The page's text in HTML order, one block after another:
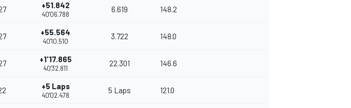
+51.842
40'06.788
6.619 148.2
+55.564
40'10.510
3.722 148.0
+1'17.865
40'32.811
22.301 146.6
+5 Laps
40'02.478
5 Laps 121.0